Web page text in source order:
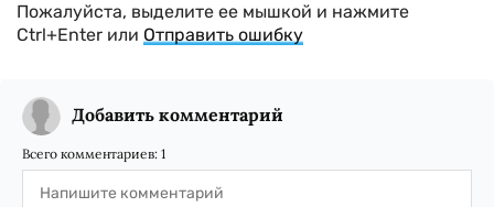
Пожалуйста, выделите ее мышкой и нажмите
Ctrl+Enter или Отправить ошибку
Добавить комментарий
Всего комментариев: 1